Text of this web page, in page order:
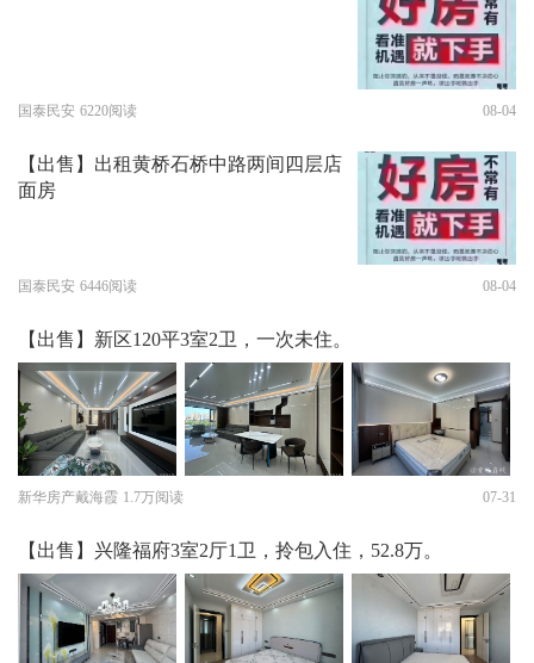
国泰民安 6220阅读 08-04
【出售】出租黄桥石桥中路两间四层店
面房
国泰民安 6446阅读 08-04
【出售】新区120平3室2卫，一次未住。
新华房产戴海霞 1.7万阅读 07-31
【出售】兴隆福府3室2厅1卫，拎包入住，52.8万。